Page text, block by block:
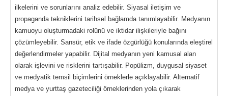
ilkelerini ve sorunlarını analiz edebilir. Siyasal iletişim ve
propaganda tekniklerini tarihsel bağlamda tanımlayabilir. Medyanın
kamuoyu oluşturmadaki rolünü ve iktidar ilişkileriyle bağını
çözümleyebilir. Sansür, etik ve ifade özgürlüğü konularında eleştirel
değerlendirmeler yapabilir. Dijital medyanın yeni kamusal alan
olarak işlevini ve risklerini tartışabilir. Popülizm, duygusal siyaset
ve medyatik temsil biçimlerini örneklerle açıklayabilir. Alternatif
medya ve yurttaş gazeteciliği örneklerinden yola çıkarak